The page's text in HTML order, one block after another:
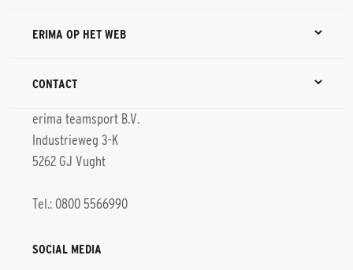
ERIMA OP HET WEB
CONTACT
erima teamsport B.V.
Industrieweg 3-K
5262 GJ Vught
Tel.: 0800 5566990
SOCIAL MEDIA